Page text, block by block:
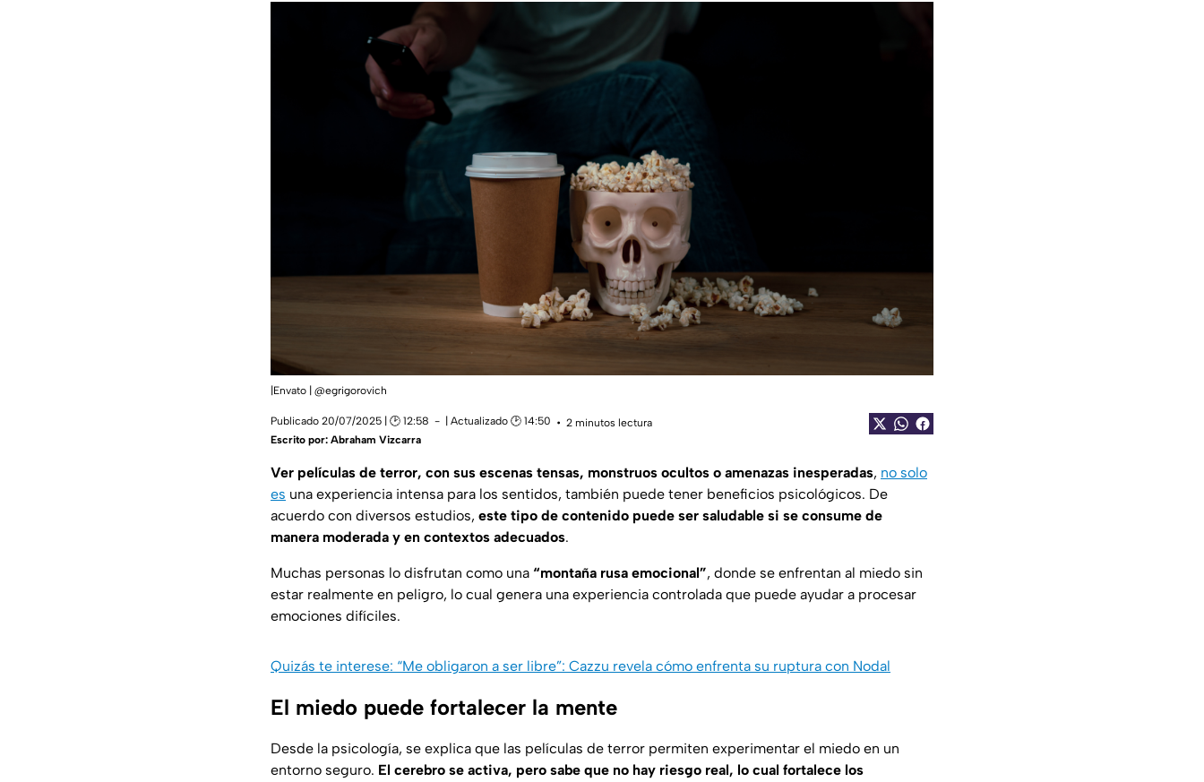
|Envato | @egrigorovich
Publicado 20/07/2025 | 🕑 12:58 | Actualizado 🕑 14:50
2 minutos lectura
Escrito por: Abraham Vizcarra
Ver películas de terror, con sus escenas tensas, monstruos ocultos o amenazas inesperadas, no solo
es una experiencia intensa para los sentidos, también puede tener beneficios psicológicos. De
acuerdo con diversos estudios, este tipo de contenido puede ser saludable si se consume de
manera moderada y en contextos adecuados.
Muchas personas lo disfrutan como una “montaña rusa emocional”, donde se enfrentan al miedo sin
estar realmente en peligro, lo cual genera una experiencia controlada que puede ayudar a procesar
emociones difíciles.
Quizás te interese: “Me obligaron a ser libre”: Cazzu revela cómo enfrenta su ruptura con Nodal
El miedo puede fortalecer la mente
Desde la psicología, se explica que las películas de terror permiten experimentar el miedo en un
entorno seguro. El cerebro se activa, pero sabe que no hay riesgo real, lo cual fortalece los